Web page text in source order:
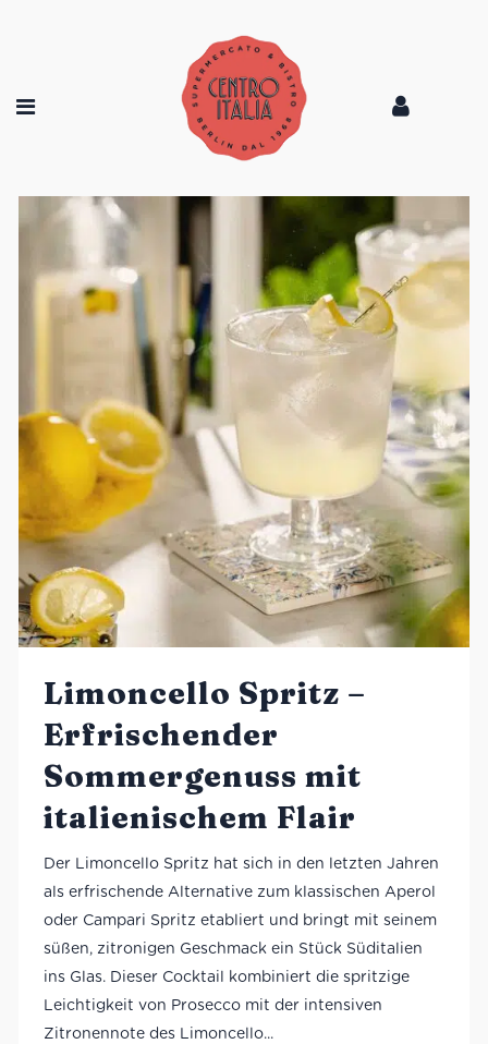
Limoncello Spritz –
Erfrischender
Sommergenuss mit
italienischem Flair
Der Limoncello Spritz hat sich in den letzten Jahren
als erfrischende Alternative zum klassischen Aperol
oder Campari Spritz etabliert und bringt mit seinem
süßen, zitronigen Geschmack ein Stück Süditalien
ins Glas. Dieser Cocktail kombiniert die spritzige
Leichtigkeit von Prosecco mit der intensiven
Zitronennote des Limoncello...